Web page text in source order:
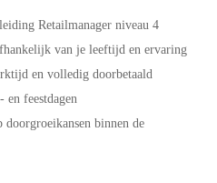
Retailmanager niveau 4
van je leeftijd en ervaring
en volledig doorbetaald
feestdagen
binnen de